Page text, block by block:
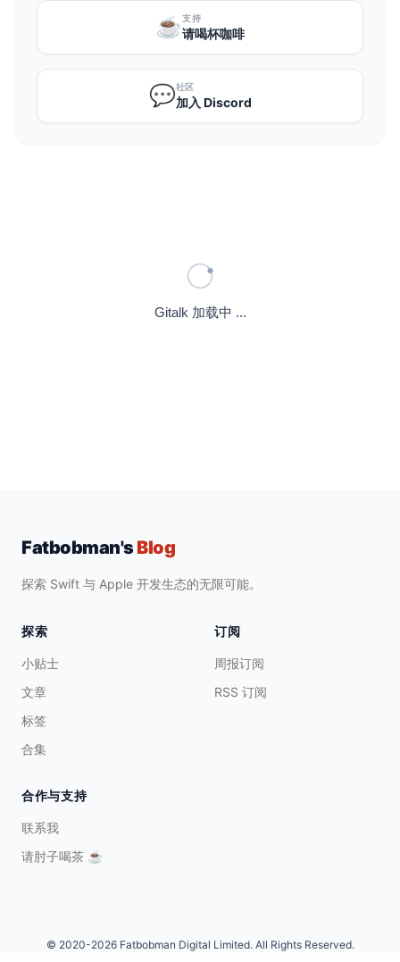
☕️支持
请喝杯咖啡
💬社区
加入 Discord
Gitalk 加载中 ...
Fatbobman'sBlog
探索 Swift 与 Apple 开发生态的无限可能。
探索
小贴士
文章
标签
合集
订阅
周报订阅
RSS 订阅
合作与支持
联系我
请肘子喝茶 ☕️
© 2020-2026 Fatbobman Digital Limited. All Rights Reserved.